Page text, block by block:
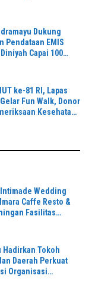
Dukung
Pendataan EMIS
Capai 100
ke-81 RI, Lapas
Fun Walk, Donor
Kesehatan
Intimade Wedding
Caffe Resto &
Fasilitas
Hadirkan Tokoh
Daerah Perkuat
Organisasi